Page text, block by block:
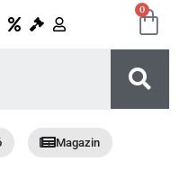
0
Magazin